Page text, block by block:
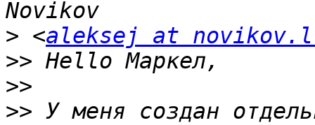
> <aleksej at
>>
>>
>> У меня создан